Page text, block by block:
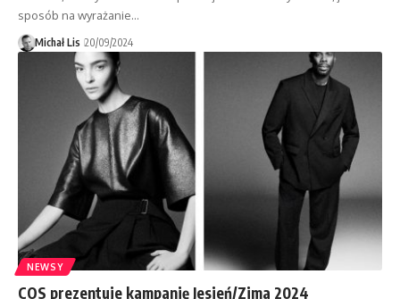
sposób na wyrażanie…
Michał Lis 20/09/2024
NEWSY
COS prezentuje kampanię Jesień/Zima 2024